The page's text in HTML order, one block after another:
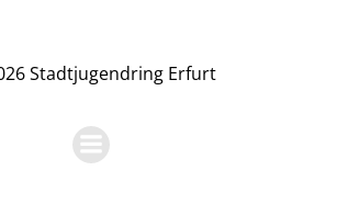
Stadtjugendring Erfurt